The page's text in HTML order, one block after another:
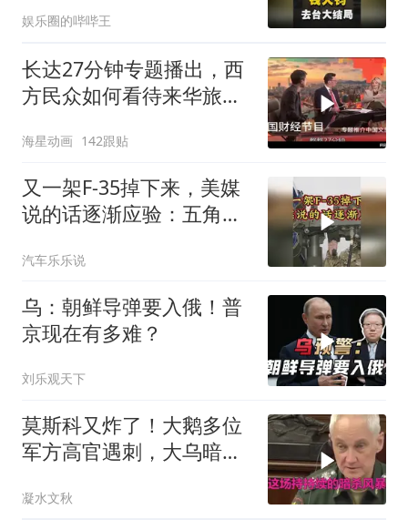
娱乐圈的哔哔王
长达27分钟专题播出，西
方民众如何看待来华旅
海星动画 142跟贴
又一架F-35掉下来，美媒
说的话逐渐应验：五角大
汽车乐乐说
乌：朝鲜导弹要入俄！普
京现在有多难？
刘乐观天下
莫斯科又炸了！大鹅多位
军方高官遇刺，大乌暗杀
凝水文秋